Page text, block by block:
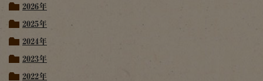
2026年
2025年
2024年
2023年
2022年